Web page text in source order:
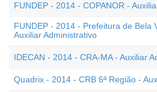
FUNDEP - 2014 - COPANOR -
FUNDEP - 2014 - Prefeitura de Bela
Auxiliar Administrativo
IDECAN - 2014 - CRA-MA - Auxiliar
Quadrix - 2014 - CRB 6ª Região -